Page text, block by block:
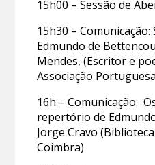
15h00 – Sessão de
15h30 –
Edmundo de
Mendes, (Escritor e
Associação
16h – Comunicação:
repertório de
Jorge Cravo
Coimbra)